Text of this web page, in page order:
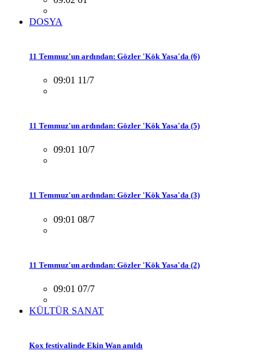
DOSYA
11 Temmuz'un ardından: Gözler 'Kök Yasa'da (6)
09:01 11/7
11 Temmuz'un ardından: Gözler 'Kök Yasa'da (5)
09:01 10/7
11 Temmuz'un ardından: Gözler 'Kök Yasa'da (3)
09:01 08/7
11 Temmuz'un ardından: Gözler 'Kök Yasa'da (2)
09:01 07/7
KÜLTÜR SANAT
Kox festivalinde Ekin Wan anıldı